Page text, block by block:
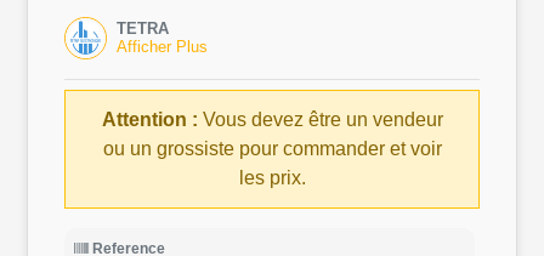
TETRA
Afficher Plus
Attention : Vous devez être un vendeur
ou un grossiste pour commander et voir
les prix.
Reference